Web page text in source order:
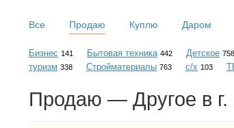
Все Продаю Куплю Даром
Бизнес 141 Бытовая техника 442 Детское 758
туризм 338 Стройматериалы 763 с/х 103
Продаю — Другое в